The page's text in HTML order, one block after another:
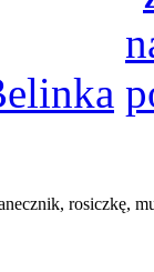
rosiczkę,